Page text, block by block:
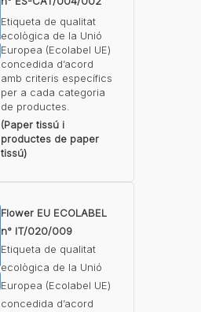
Etiqueta de qualitat
ecològica de la Unió
Europea (Ecolabel UE)
concedida d’acord
amb criteris específics
per a cada categoria
de productes.
(Paper tissú i
productes de paper
tissú)
Flower EU ECOLABEL
n° IT/020/009
Etiqueta de qualitat
ecològica de la Unió
Europea (Ecolabel UE)
concedida d’acord